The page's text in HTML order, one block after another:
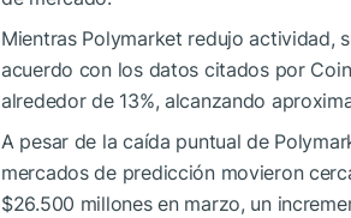
Mientras Polymarket redujo actividad,
acuerdo con los datos citados por
alrededor de 13%, alcanzando
A pesar de la caída puntual de
mercados de predicción movieron
$26.500 millones en marzo, un